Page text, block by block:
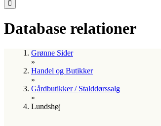
Database relationer
Grønne Sider
»
Handel og Butikker
»
Gårdbutikker / Stalddørssalg
»
Lundshøj